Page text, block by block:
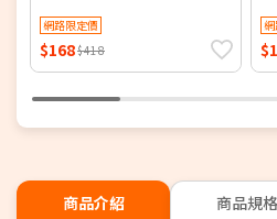
網路限定價
$168$418
商品介紹 商品規格